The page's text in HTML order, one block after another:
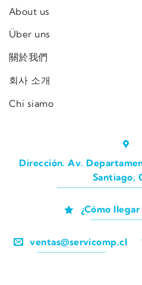
About us
Über uns
關於我們
회사 소개
Chi siamo
Dirección. Av.
Santiago,
¿Cómo
ventas@servicomp.cl